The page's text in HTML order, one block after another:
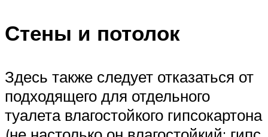
Стены и потолок
Здесь также следует отказаться от
подходящего для отдельного
туалета влагостойкого гипсокартона